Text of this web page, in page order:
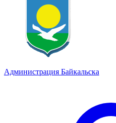
Администрация Байкальска